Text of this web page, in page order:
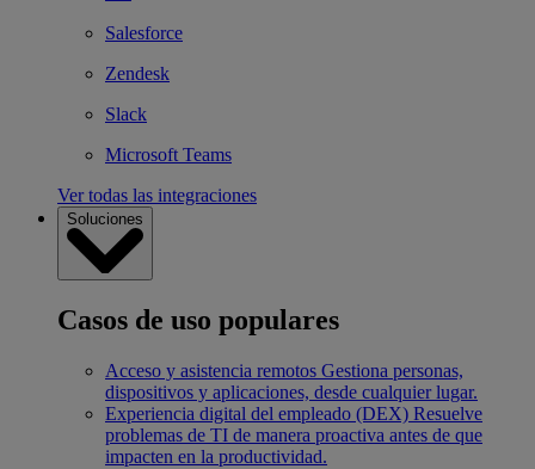
Salesforce
Zendesk
Slack
Microsoft Teams
Ver todas las integraciones
Soluciones
Casos de uso populares
Acceso y asistencia remotos Gestiona personas,
dispositivos y aplicaciones, desde cualquier lugar.
Experiencia digital del empleado (DEX) Resuelve
problemas de TI de manera proactiva antes de que
impacten en la productividad.